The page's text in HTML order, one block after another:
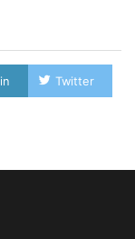
Twitter